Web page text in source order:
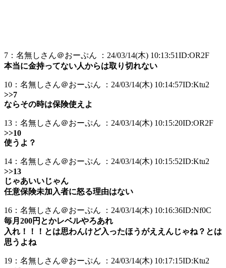
7：名無しさん＠おーぷん ：24/03/14(木) 10:13:51ID:OR2F
本当に金持ってない人からは取り切れない
10：名無しさん＠おーぷん ：24/03/14(木) 10:14:57ID:Ktu2
>>7
ならその時は保険使えよ
13：名無しさん＠おーぷん ：24/03/14(木) 10:15:20ID:OR2F
>>10
使うよ？
14：名無しさん＠おーぷん ：24/03/14(木) 10:15:52ID:Ktu2
>>13
じゃあいいじゃん
任意保険未加入者に怒る理由はない
16：名無しさん＠おーぷん ：24/03/14(木) 10:16:36ID:Nf0C
毎月200円とかレベルやろあれ
入れ！！！とは思わんけど入ったほうがええんじゃね？とは
思うよね
19：名無しさん＠おーぷん ：24/03/14(木) 10:17:15ID:Ktu2